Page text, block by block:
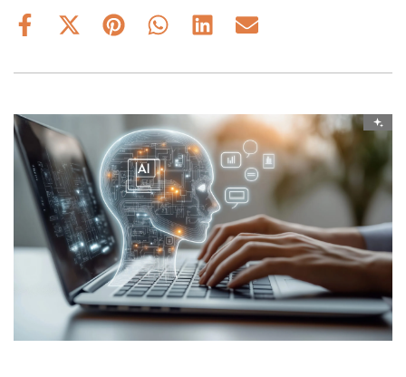
Share
Share
(Twitter)
Share Share Share Share